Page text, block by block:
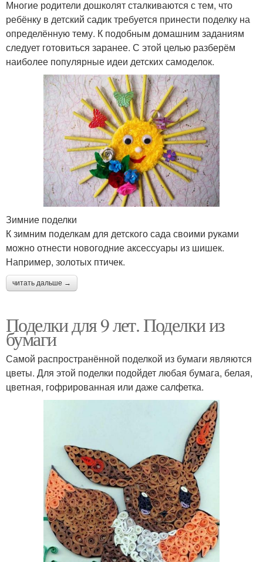
Многие родители дошколят сталкиваются с тем, что
ребёнку в детский садик требуется принести поделку на
определённую тему. К подобным домашним заданиям
следует готовиться заранее. С этой целью разберём
наиболее популярные идеи детских самоделок.
Зимние поделки
К зимним поделкам для детского сада своими руками
можно отнести новогодние аксессуары из шишек.
Например, золотых птичек.
читать дальше →
Поделки для 9 лет. Поделки из
бумаги
Самой распространённой поделкой из бумаги являются
цветы. Для этой поделки подойдет любая бумага, белая,
цветная, гофрированная или даже салфетка.